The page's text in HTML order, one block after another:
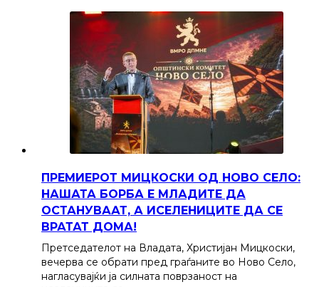
ПРЕМИЕРОТ МИЦКОСКИ ОД НОВО СЕЛО:
НАШАТА БОРБА Е МЛАДИТЕ ДА
ОСТАНУВААТ, А ИСЕЛЕНИЦИТЕ ДА СЕ
ВРАТАТ ДОМА!
Претседателот на Владата, Христијан Мицкоски,
вечерва се обрати пред граѓаните во Ново Село,
нагласувајќи ја силната поврзаност на